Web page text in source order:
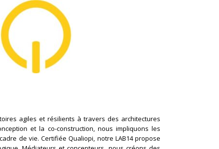
agiles et résilients à travers des architectures
et la co-construction, nous impliquons les
de vie. Certifiée Qualiopi, notre LAB14 propose